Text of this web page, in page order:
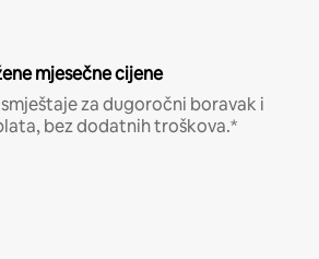
mjesečne cijene
za dugoročni boravak i
bez dodatnih troškova.*